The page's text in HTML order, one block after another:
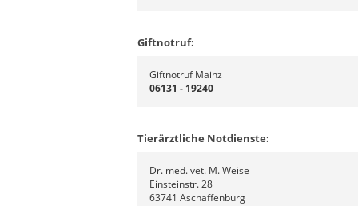
Giftnotruf:
Giftnotruf Mainz
06131 - 19240
Tierärztliche Notdienste:
Dr. med. vet. M. Weise
Einsteinstr. 28
63741 Aschaffenburg